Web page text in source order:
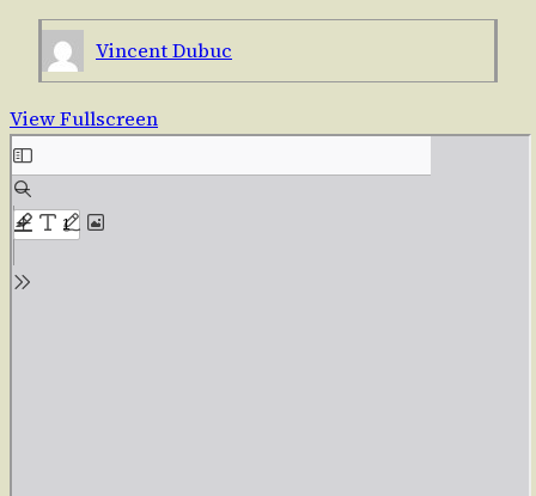
Vincent Dubuc
View Fullscreen